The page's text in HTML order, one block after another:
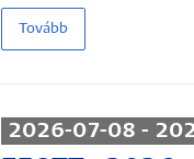
Tovább
2026-07-08 -